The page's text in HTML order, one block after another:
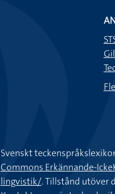
Svenskt
Commons Erkännande-
lingvistik/. Tillstånd utöver